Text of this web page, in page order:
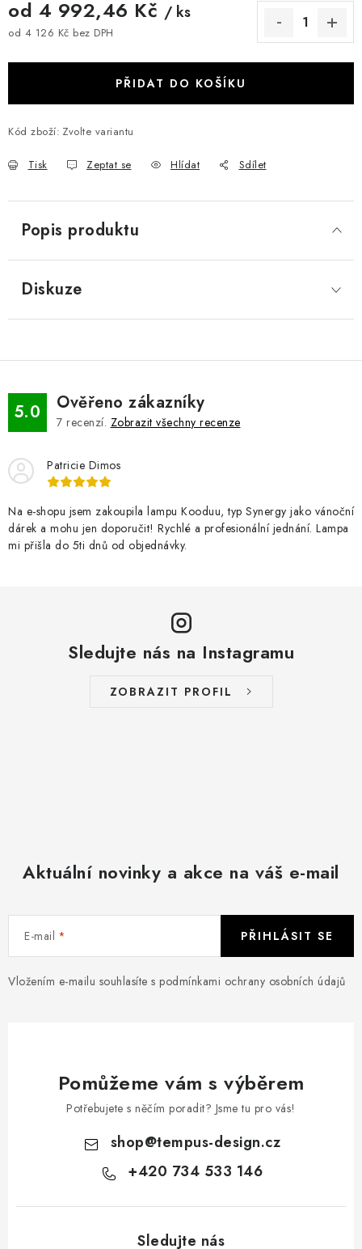
od 4 992,46 Kč / ks
od 4 126 Kč bez DPH
PŘIDAT DO KOŠÍKU
Kód zboží: Zvolte variantu
Tisk Zeptat se Hlídat Sdílet
Popis produktu
Diskuze
5.0 Ověřeno zákazníky
7 recenzí. Zobrazit všechny recenze
Patricie Dimos
Na e-shopu jsem zakoupila lampu Kooduu, typ Synergy jako vánoční
dárek a mohu jen doporučit! Rychlé a profesionální jednání. Lampa
mi přišla do 5ti dnů od objednávky.
Sledujte nás na Instagramu
ZOBRAZIT PROFIL
Aktuální novinky a akce na váš e-mail
E-mail
Vložením e-mailu souhlasíte s podmínkami ochrany osobních údajů
PŘIHLÁSIT SE
Pomůžeme vám s výběrem
Potřebujete s něčím poradit? Jsme tu pro vás!
shop@tempus-design.cz
+420 734 533 146